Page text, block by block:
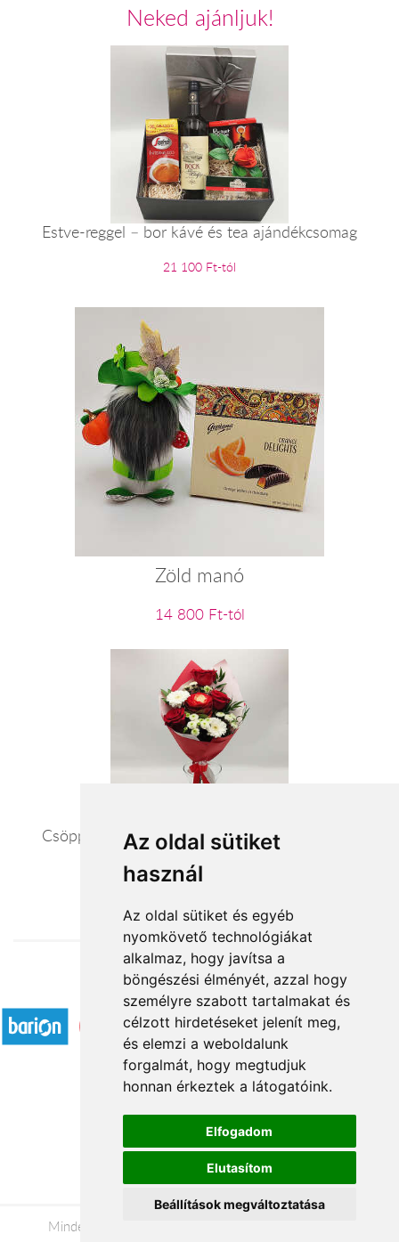
Az oldal sütiket
használ
Az oldal sütiket és egyéb
nyomkövető technológiákat
alkalmaz, hogy javítsa a
böngészési élményét, azzal hogy
személyre szabott tartalmakat és
célzott hirdetéseket jelenít meg,
és elemzi a weboldalunk
forgalmát, hogy megtudjuk
honnan érkeztek a látogatóink.
Elfogadom
Elutasítom
Beállítások megváltoztatása
Neked ajánljuk!
Estve-reggel – bor kávé és tea ajándékcsomag
21 100 Ft-tól
Zöld manó
14 800 Ft-tól
Csöppnyi fantázia - vörös/fehér szezoncsokor
20 880 Ft-tól
Elfogadott fizetési módok
Á.SZ.F.
Impresszum
Adatkezelési tájékoztató
Minden jog fenntartva © 2026 |